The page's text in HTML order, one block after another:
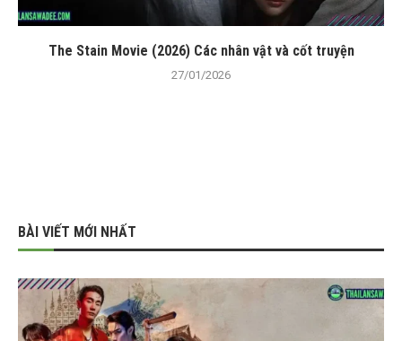
The Stain Movie (2026) Các nhân vật và cốt truyện
27/01/2026
BÀI VIẾT MỚI NHẤT